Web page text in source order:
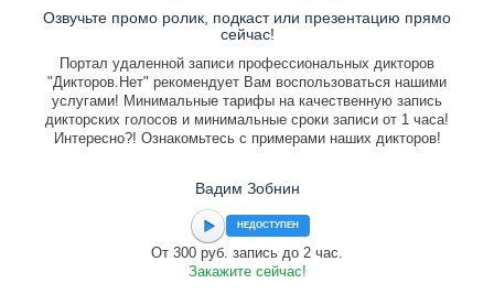
Озвучьте промо ролик, подкаст или презентацию прямо
сейчас!
Портал удаленной записи профессиональных дикторов
"Дикторов.Нет" рекомендует Вам воспользоваться нашими
услугами! Минимальные тарифы на качественную запись
дикторских голосов и минимальные сроки записи от 1 часа!
Интересно?! Ознакомьтесь с примерами наших дикторов!
Вадим Зобнин
НЕДОСТУПЕН
От 300 руб. запись до 2 час.
Закажите сейчас!